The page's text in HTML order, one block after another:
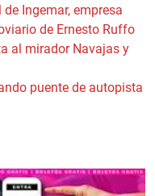
Ingemar, empresa
de Ernesto Ruffo
al mirador Navajas y
puente de autopista